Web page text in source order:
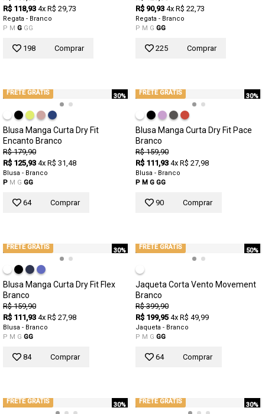
R$ 118,93 4x R$ 29,73
Regata - Branco
P M G GG
198 Comprar
R$ 90,93 4x R$ 22,73
Regata - Branco
P M G GG
225 Comprar
30%
FRETE GRÁTIS
Blusa Manga Curta Dry Fit
Encanto Branco
R$ 179,90
R$ 125,93 4x R$ 31,48
Blusa - Branco
P M G GG
64 Comprar
30%
FRETE GRÁTIS
Blusa Manga Curta Dry Fit Pace
Branco
R$ 159,90
R$ 111,93 4x R$ 27,98
Blusa - Branco
P M G GG
90 Comprar
30%
FRETE GRÁTIS
Blusa Manga Curta Dry Fit Flex
Branco
R$ 159,90
R$ 111,93 4x R$ 27,98
Blusa - Branco
P M G GG
84 Comprar
50%
FRETE GRÁTIS
Jaqueta Corta Vento Movement
Branco
R$ 399,90
R$ 199,95 4x R$ 49,99
Jaqueta - Branco
P M G GG
64 Comprar
30%
FRETE GRÁTIS 30%
FRETE GRÁTIS